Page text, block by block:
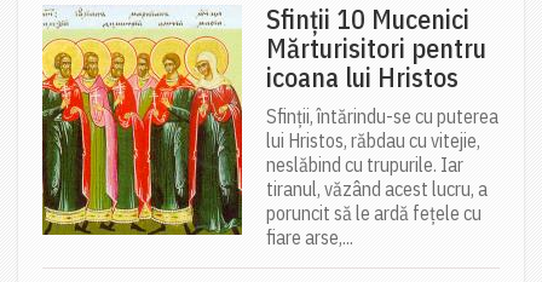
Sfinții 10 Mucenici
Mărturisitori pentru
icoana lui Hristos
Sfinții, întărindu-se cu puterea
lui Hristos, răbdau cu vitejie,
neslăbind cu trupurile. Iar
tiranul, văzând acest lucru, a
poruncit să le ardă fețele cu
fiare arse,...